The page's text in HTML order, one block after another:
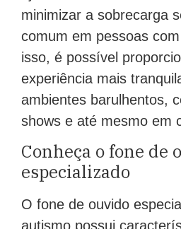
minimizar a sobrecarga
comum em pessoas
isso, é possível
experiência mais
ambientes barulhentos,
shows e até mesmo em
Conheça o fone de
especializado
O fone de ouvido
autismo possui